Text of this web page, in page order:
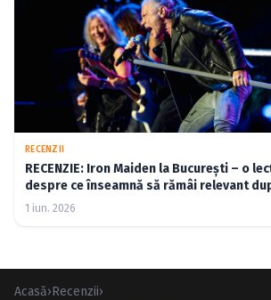
RECENZII
RECENZIE: Iron Maiden la București – o lecție
despre ce înseamnă să rămâi relevant
cincizeci de ani (FOTO)
1 iun. 2026
Acasă›Recenzii›